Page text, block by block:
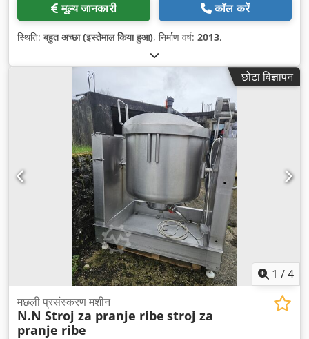
मूल्य जानकारी कॉल करें
स्थिति:बहुत अच्छा (इस्तेमाल किया हुआ), निर्माण वर्ष: 2013,
छोटा विज्ञापन
1 /4
मछली प्रसंस्करण मशीन
N.N Stroj za pranje ribe stroj za
pranje ribe